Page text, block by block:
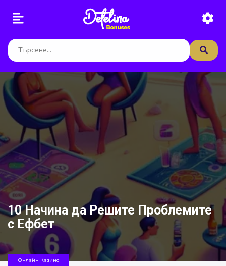
10 Начина да Решите Проблемите
с Ефбет
Онлайн Казино